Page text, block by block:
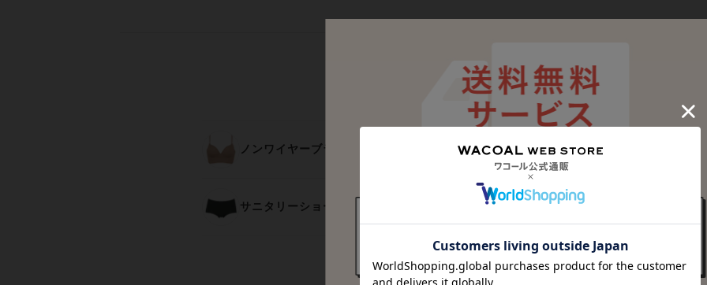
アイテム
ノンワイヤーブラ ブラトップ
サニタリーショーツ
すべてのアイテムを見る